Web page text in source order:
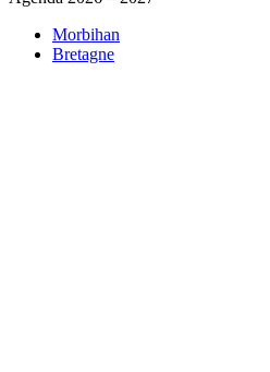
Morbihan
Bretagne